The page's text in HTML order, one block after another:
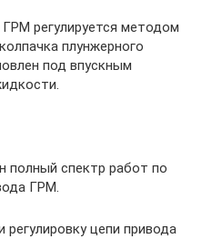
регулируется методом
плунжерного
под впускным
полный спектр работ по
ГРМ.
цепи привода